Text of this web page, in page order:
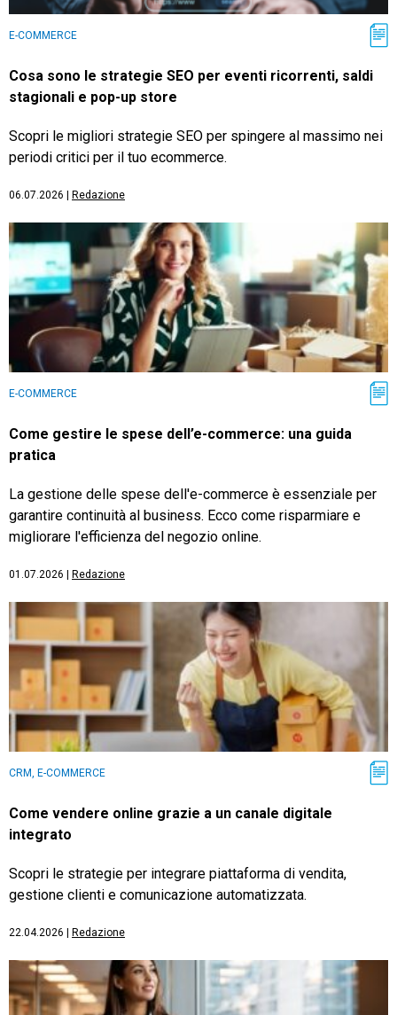
E-COMMERCE
Cosa sono le strategie SEO per eventi ricorrenti, saldi
stagionali e pop-up store
Scopri le migliori strategie SEO per spingere al massimo nei
periodi critici per il tuo ecommerce.
06.07.2026 Redazione
E-COMMERCE
Come gestire le spese dell’e-commerce: una guida
pratica
La gestione delle spese dell'e-commerce è essenziale per
garantire continuità al business. Ecco come risparmiare e
migliorare l'efficienza del negozio online.
01.07.2026 Redazione
CRM, E-COMMERCE
Come vendere online grazie a un canale digitale
integrato
Scopri le strategie per integrare piattaforma di vendita,
gestione clienti e comunicazione automatizzata.
22.04.2026 Redazione